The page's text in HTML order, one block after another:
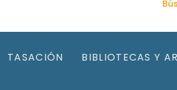
TASACIÓN BIBLIOTECAS Y